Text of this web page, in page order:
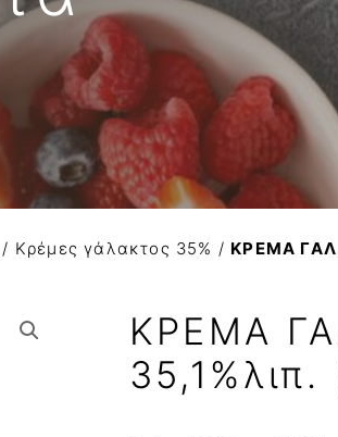
/ Κρέμες γάλακτος 35% / ΚΡΕΜΑ ΓΑΛ.
ΚΡΕΜΑ
35,1%λιπ.